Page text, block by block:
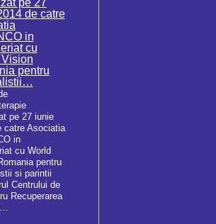
de catre
in
cu
pentru
pe 27 iunie
catre Asociatia
in
cu World
pentru
si parintii
Centrului de
Recuperarea